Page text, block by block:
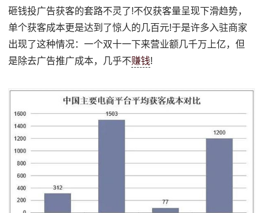
砸钱投广告获客的套路不灵了!不仅获客量呈现下滑趋势，
单个获客成本更是达到了惊人的几百元!于是许多入驻商家
出现了这种情况：一个双十一下来营业额几千万上亿，但
是除去广告推广成本，几乎不赚钱!